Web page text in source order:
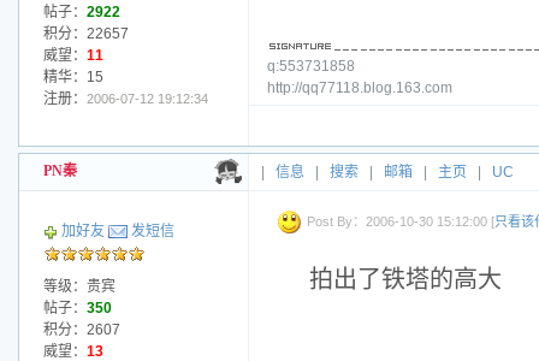
帖子： 2922
积分：22657
威望： 11
精华：15
注册： 2006-07-12 19:12:34
q:553731858
http://qq77118.blog.163.com
PN秦 信息 搜索 邮箱 主页 UC
加好友 发短信
等级：贵宾
帖子： 350
积分：2607
威望： 13
Post By：2006-10-30 15:12:00 [只看该
拍出了铁塔的高大